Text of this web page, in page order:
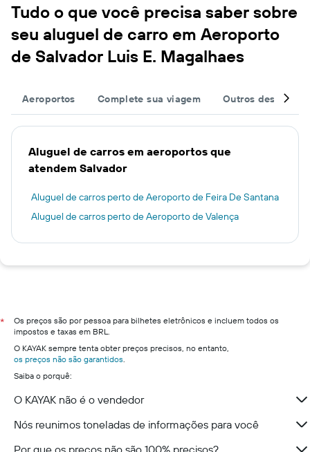
Tudo o que você precisa saber sobre
seu aluguel de carro em Aeroporto
de Salvador Luis E. Magalhaes
Aeroportos Complete sua viagem Outros destinos
Aluguel de carros em aeroportos que
atendem Salvador
Aluguel de carros perto de Aeroporto de Feira De Santana
Aluguel de carros perto de Aeroporto de Valença
*
Os preços são por pessoa para bilhetes eletrônicos e incluem todos os
impostos e taxas em BRL.
O KAYAK sempre tenta obter preços precisos, no entanto,
os preços não são garantidos
Saiba o porquê:
O KAYAK não é o vendedor
Nós reunimos toneladas de informações para você
Por que os preços não são 100% precisos?